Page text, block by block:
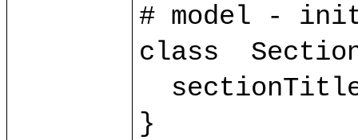
# model -
class
}